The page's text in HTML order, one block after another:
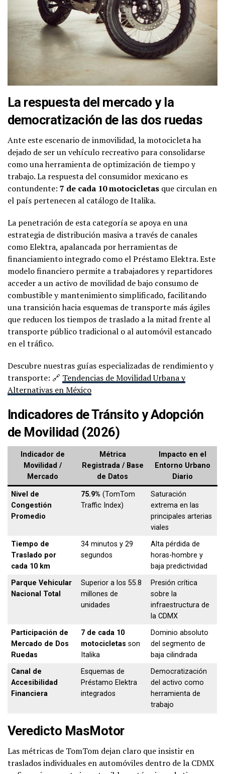
La respuesta del mercado y la
democratización de las dos ruedas
Ante este escenario de inmovilidad, la motocicleta ha
dejado de ser un vehículo recreativo para consolidarse
como una herramienta de optimización de tiempo y
trabajo. La respuesta del consumidor mexicano es
contundente: 7 de cada 10 motocicletas que circulan en
el país pertenecen al catálogo de Italika.
La penetración de esta categoría se apoya en una
estrategia de distribución masiva a través de canales
como Elektra, apalancada por herramientas de
financiamiento integrado como el Préstamo Elektra. Este
modelo financiero permite a trabajadores y repartidores
acceder a un activo de movilidad de bajo consumo de
combustible y mantenimiento simplificado, facilitando
una transición hacia esquemas de transporte más ágiles
que reducen los tiempos de traslado a la mitad frente al
transporte público tradicional o al automóvil estancado
en el tráfico.
Descubre nuestras guías especializadas de rendimiento y
transporte: 🔗 Tendencias de Movilidad Urbana y
Alternativas en México
Indicadores de Tránsito y Adopción
de Movilidad (2026)
Indicador de
Movilidad /
Mercado
Métrica
Registrada / Base
de Datos
Impacto en el
Entorno Urbano
Diario
Nivel de
Congestión
Promedio
75.9% (TomTom
Traffic Index)
Saturación
extrema en las
principales arterias
viales
Tiempo de
Traslado por
cada 10 km
34 minutos y 29
segundos
Alta pérdida de
horas-hombre y
baja predictividad
Parque Vehicular
Nacional Total
Superior a los 55.8
millones de
unidades
Presión crítica
sobre la
infraestructura de
la CDMX
Participación de
Mercado de Dos
Ruedas
7 de cada 10
motocicletas son
Italika
Dominio absoluto
del segmento de
baja cilindrada
Canal de
Accesibilidad
Financiera
Esquemas de
Préstamo Elektra
integrados
Democratización
del activo como
herramienta de
trabajo
Veredicto MasMotor
Las métricas de TomTom dejan claro que insistir en
traslados individuales en automóviles dentro de la CDMX